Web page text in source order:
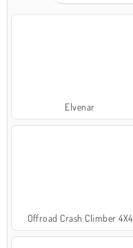
Elvenar
Offroad Crash Climber 4X4